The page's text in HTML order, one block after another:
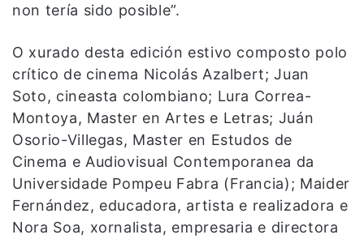
non tería sido posible”.
O xurado desta edición estivo composto polo
crítico de cinema Nicolás Azalbert; Juan
Soto, cineasta colombiano; Lura Correa-
Montoya, Master en Artes e Letras; Juán
Osorio-Villegas, Master en Estudos de
Cinema e Audiovisual Contemporanea da
Universidade Pompeu Fabra (Francia); Maider
Fernández, educadora, artista e realizadora e
Nora Soa, xornalista, empresaria e directora